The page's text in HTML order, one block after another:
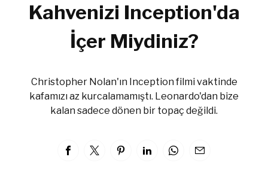
Kahvenizi Inception'da
İçer Miydiniz?
Christopher Nolan'ın Inception filmi vaktinde
kafamızı az kurcalamamıştı. Leonardo'dan bize
kalan sadece dönen bir topaç değildi.